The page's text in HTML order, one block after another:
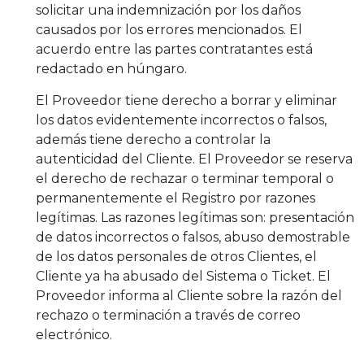
solicitar una indemnización por los daños
causados por los errores mencionados. El
acuerdo entre las partes contratantes está
redactado en húngaro.
El Proveedor tiene derecho a borrar y eliminar
los datos evidentemente incorrectos o falsos,
además tiene derecho a controlar la
autenticidad del Cliente. El Proveedor se reserva
el derecho de rechazar o terminar temporal o
permanentemente el Registro por razones
legítimas. Las razones legítimas son: presentación
de datos incorrectos o falsos, abuso demostrable
de los datos personales de otros Clientes, el
Cliente ya ha abusado del Sistema o Ticket. El
Proveedor informa al Cliente sobre la razón del
rechazo o terminación a través de correo
electrónico.